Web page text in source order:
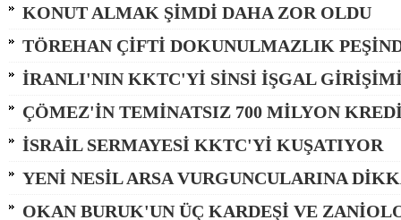
KONUT ALMAK ŞİMDİ DAHA ZOR OLDU
TÖREHAN ÇİFTİ DOKUNULMAZLIK
İRANLI'NIN KKTC'Yİ SİNSİ İŞGAL
ÇÖMEZ'İN TEMİNATSIZ 700 MİLYON
İSRAİL SERMAYESİ KKTC'Yİ KUŞATIYOR
YENİ NESİL ARSA VURGUNCULARINA
OKAN BURUK'UN ÜÇ KARDEŞİ VE